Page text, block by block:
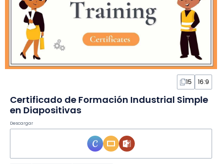
15 16:9
Certificado de Formación Industrial Simple
en Diapositivas
Descargar